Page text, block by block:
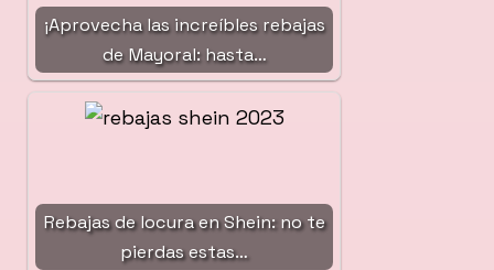
¡Aprovecha las increíbles rebajas
de Mayoral: hasta…
Rebajas de locura en Shein: no te
pierdas estas…